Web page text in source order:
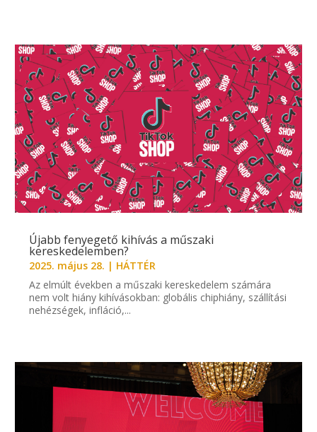
Újabb fenyegető kihívás a műszaki
kereskedelemben?
2025. május 28. | HÁTTÉR
Az elmúlt években a műszaki kereskedelem számára
nem volt hiány kihívásokban: globális chiphiány, szállítási
nehézségek, infláció,...